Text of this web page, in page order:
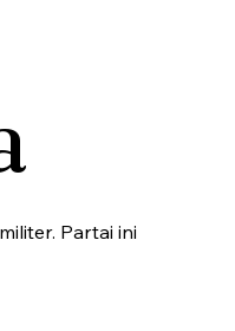
Partai ini